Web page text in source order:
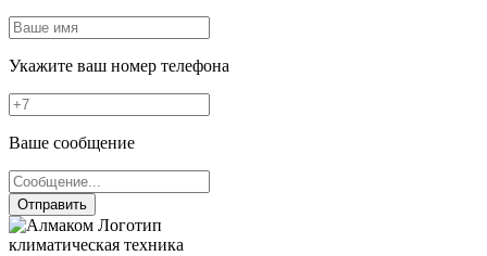
Укажите ваш номер телефона
Ваше сообщение
Отправить
климатическая техника